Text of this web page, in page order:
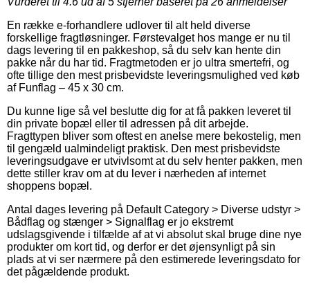
En række e-forhandlere udlover til alt held diverse
forskellige fragtløsninger. Førstevalget hos mange er nu til
dags levering til en pakkeshop, så du selv kan hente din
pakke når du har tid. Fragtmetoden er jo ultra smertefri, og
ofte tillige den mest prisbevidste leveringsmulighed ved køb
af Funflag – 45 x 30 cm.
Du kunne lige så vel beslutte dig for at få pakken leveret til
din private bopæl eller til adressen på dit arbejde.
Fragttypen bliver som oftest en anelse mere bekostelig, men
til gengæld ualmindeligt praktisk. Den mest prisbevidste
leveringsudgave er utvivlsomt at du selv henter pakken, men
dette stiller krav om at du lever i nærheden af internet
shoppens bopæl.
Antal dages levering på Default Category > Diverse udstyr >
Bådflag og stænger > Signalflag er jo ekstremt
udslagsgivende i tilfælde af at vi absolut skal bruge dine nye
produkter om kort tid, og derfor er det øjensynligt på sin
plads at vi ser nærmere på den estimerede leveringsdato for
det pågældende produkt.